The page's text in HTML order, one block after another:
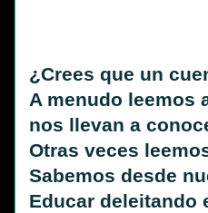
¿Crees que un
A menudo leemos
nos llevan a
Otras veces
Sabemos desde
Educar deleitando